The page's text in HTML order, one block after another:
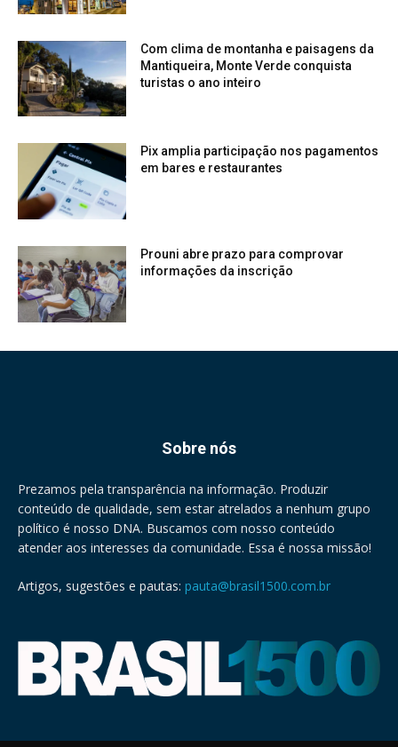
Com clima de montanha e paisagens da
Mantiqueira, Monte Verde conquista
turistas o ano inteiro
Pix amplia participação nos pagamentos
em bares e restaurantes
Prouni abre prazo para comprovar
informações da inscrição
Sobre nós
Prezamos pela transparência na informação. Produzir
conteúdo de qualidade, sem estar atrelados a nenhum grupo
político é nosso DNA. Buscamos com nosso conteúdo
atender aos interesses da comunidade. Essa é nossa missão!
Artigos, sugestões e pautas: pauta@brasil1500.com.br